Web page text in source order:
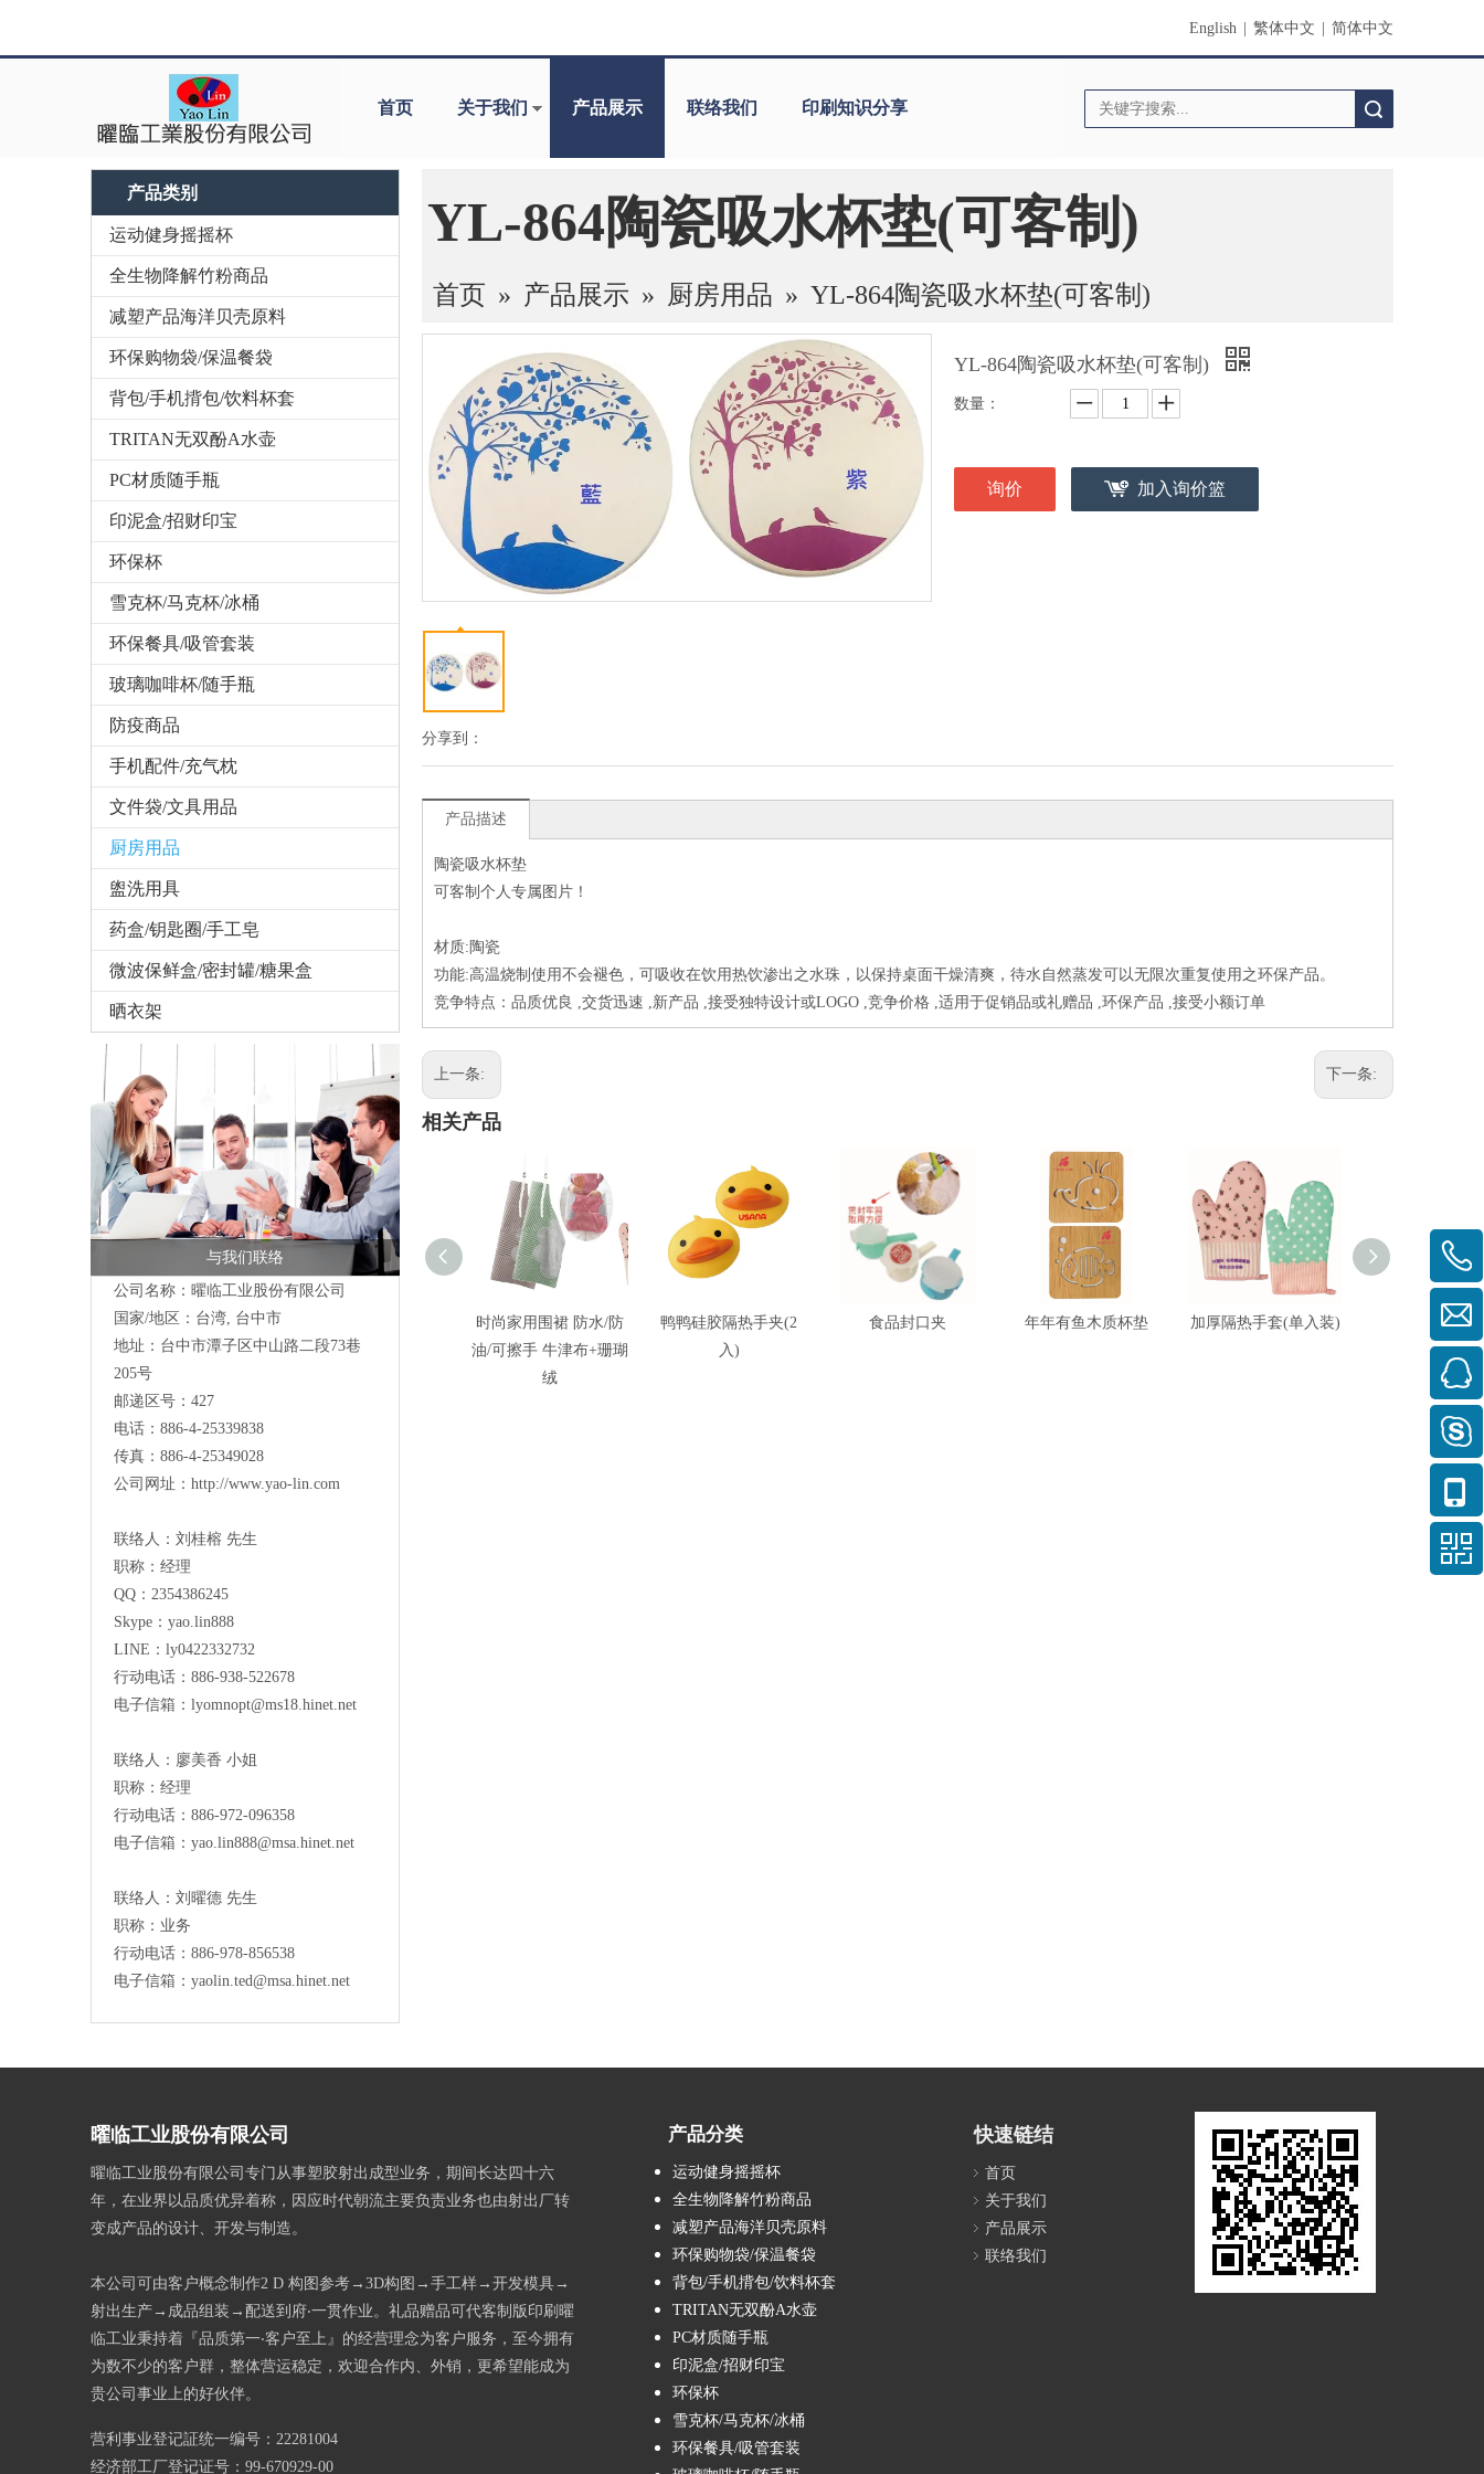
English 繁体中文 简体中文
首页 关于我们 产品展示 联络我们 印刷知识分享
产品类别
运动健身摇摇杯
全生物降解竹粉商品
减塑产品海洋贝壳原料
环保购物袋/保温餐袋
背包/手机揹包/饮料杯套
TRITAN无双酚A水壶
PC材质随手瓶
印泥盒/招财印宝
环保杯
雪克杯/马克杯/冰桶
环保餐具/吸管套装
玻璃咖啡杯/随手瓶
防疫商品
手机配件/充气枕
文件袋/文具用品
厨房用品
盥洗用具
药盒/钥匙圈/手工皂
微波保鲜盒/密封罐/糖果盒
晒衣架
与我们联络
公司名称：曜临工业股份有限公司
国家/地区：台湾, 台中市
地址： 台中市潭子区中山路二段73巷
205号
邮递区号：427
电话：886-4-25339838
传真：886-4-25349028
公司网址： http://www.yao-lin.com
联络人：刘桂榕 先生
职称：经理
QQ：2354386245
Skype：yao.lin888
LINE：ly0422332732
行动电话：886-938-522678
电子信箱： lyomnopt@ms18.hinet.net
联络人：廖美香 小姐
职称：经理
行动电话：886-972-096358
电子信箱： yao.lin888@msa.hinet.net
联络人：刘曜德 先生
职称：业务
行动电话：886-978-856538
电子信箱：yaolin.ted@msa.hinet.net
YL-864陶瓷吸水杯垫(可客制)
首页 » 产品展示 » 厨房用品 » YL-864陶瓷吸水杯垫(可客制)
分享到：
YL-864陶瓷吸水杯垫(可客制)
数量：
询价 加入询价篮
产品描述
陶瓷吸水杯垫
可客制个人专属图片！
材质:陶瓷
功能:高温烧制使用不会褪色，可吸收在饮用热饮渗出之水珠，以保持桌面干燥清爽，待水自然蒸发可以无限次重复使用之环保产品。
竞争特点：品质优良 ,交货迅速 ,新产品 ,接受独特设计或LOGO ,竞争价格 ,适用于促销品或礼赠品 ,环保产品 ,接受小额订单
上一条: 下一条:
相关产品
时尚家用围裙 防水/防
油/可擦手 牛津布+珊瑚
绒
鸭鸭硅胶隔热手夹(2
入)
食品封口夹 年年有鱼木质杯垫 加厚隔热手套(单入装) 陶瓷耐热吸水
曜临工业股份有限公司
曜临工业股份有限公司专门从事塑胶射出成型业务，期间长达四十六
年，在业界以品质优异着称，因应时代朝流主要负责业务也由射出厂转
变成产品的设计、开发与制造。
本公司可由客户概念制作2 D 构图参考→3D构图→手工样→开发模具→
射出生产→成品组装→配送到府‧一贯作业。礼品赠品可代客制版印刷曜
临工业秉持着『品质第一‧客户至上』的经营理念为客户服务，至今拥有
为数不少的客户群，整体营运稳定，欢迎合作内、外销，更希望能成为
贵公司事业上的好伙伴。
营利事业登记証统一编号：22281004
经济部工厂登记证号：99-670929-00
产品分类
运动健身摇摇杯
全生物降解竹粉商品
减塑产品海洋贝壳原料
环保购物袋/保温餐袋
背包/手机揹包/饮料杯套
TRITAN无双酚A水壶
PC材质随手瓶
印泥盒/招财印宝
环保杯
雪克杯/马克杯/冰桶
环保餐具/吸管套装
快速链结
首页
关于我们
产品展示
联络我们